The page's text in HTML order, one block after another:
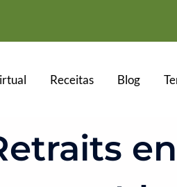
Receitas Blog